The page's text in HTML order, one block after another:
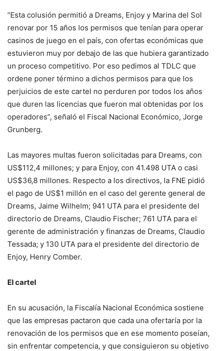
“Esta colusión permitió a Dreams, Enjoy y Marina del Sol
renovar por 15 años los permisos que tenían para operar
casinos de juego en el país, con ofertas económicas que
estuvieron muy por debajo de las que hubiera garantizado
un proceso competitivo. Por eso pedimos al TDLC que
ordene poner término a dichos permisos para que los
perjuicios de este cartel no perduren por todos los años
que duren las licencias que fueron mal obtenidas por los
operadores”, señaló el Fiscal Nacional Económico, Jorge
Grunberg.
Las mayores multas fueron solicitadas para Dreams, con
US$112,4 millones; y para Enjoy, con 41.498 UTA o casi
US$36,8 millones. Respecto a los directivos, la FNE pidió
el pago de US$1 millón en el caso del gerente general de
Dreams, Jaime Wilhelm; 941 UTA para el presidente del
directorio de Dreams, Claudio Fischer; 761 UTA para el
gerente de administración y finanzas de Dreams, Claudio
Tessada; y 130 UTA para el presidente del directorio de
Enjoy, Henry Comber.
El cartel
En su acusación, la Fiscalía Nacional Económica sostiene
que las empresas pactaron que cada una ofertaría por la
renovación de los permisos que en ese momento poseían,
sin enfrentar competencia, y que consiguieron su objetivo